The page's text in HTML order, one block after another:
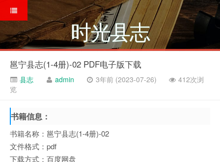
时光县志
邕宁县志(1-4册)-02 PDF电子版下载
县志 admin 3年前 (2023-07-26)
412次浏
览
书籍信息：
书籍名称：邕宁县志(1-4册)-02
文件格式：pdf
下载方式：百度网盘